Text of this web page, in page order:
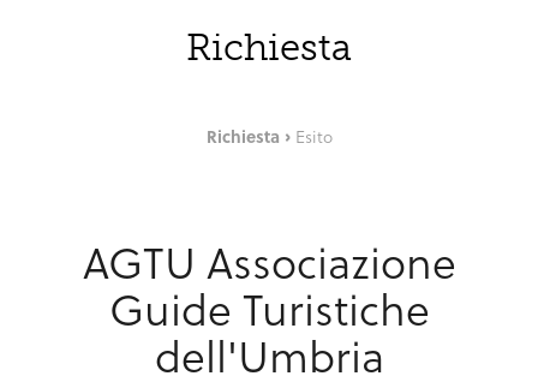
Richiesta
Richiesta Esito
AGTU Associazione
Guide Turistiche
dell'Umbria